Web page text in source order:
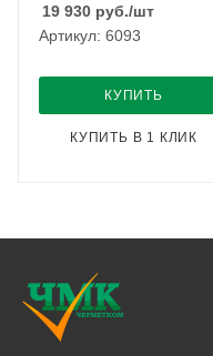
19 930 руб./шт
Артикул: 6093
КУПИТЬ
КУПИТЬ В 1 КЛИК